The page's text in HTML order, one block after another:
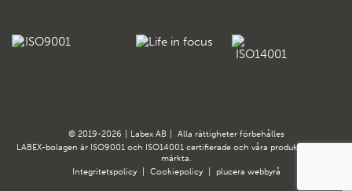
© 2019-2026 Labex AB
Alla rättigheter förbehålles
LABEX-bolagen är ISO9001 och ISO14001 certifierade och våra produkter är CE-
märkta.
Integritetspolicy
Cookiepolicy plucera webbyrå